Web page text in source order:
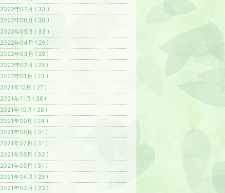
2022年07月 ( 33 )
2022年06月 ( 30 )
2022年05月 ( 33 )
2022年04月 ( 29 )
2022年03月 ( 29 )
2022年02月 ( 26 )
2022年01月 ( 23 )
2021年12月 ( 27 )
2021年11月 ( 28 )
2021年10月 ( 28 )
2021年09月 ( 24 )
2021年08月 ( 31 )
2021年07月 ( 31 )
2021年06月 ( 33 )
2021年05月 ( 31 )
2021年04月 ( 28 )
2021年03月 ( 23 )